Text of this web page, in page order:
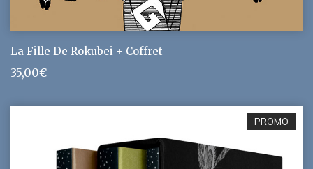
La Fille De Rokubei + Coffret
35,00€
PROMO